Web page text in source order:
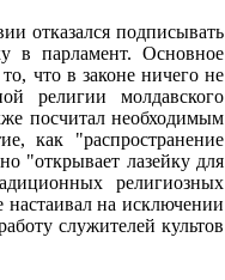
отказался подписывать
в парламент. Основное
что в законе ничего не
религии молдавского
посчитал необходимым
как "распространение
"открывает лазейку для
религиозных
на исключении
служителей культов